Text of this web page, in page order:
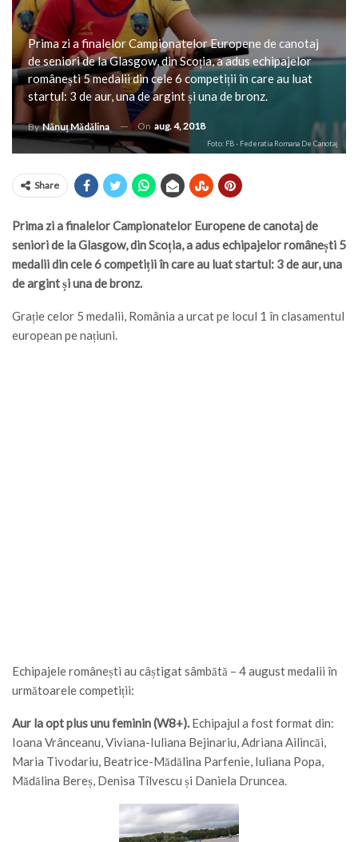
Prima zi a finalelor Campionatelor Europene de canotaj
de seniori de la Glasgow, din Scoția, a adus echipajelor
românești 5 medalii din cele 6 competiții în care au luat
startul: 3 de aur, una de argint și una de bronz.
ByNănuț Mădălina On aug. 4, 2018
Foto: FB - Federatia Romana De Canotaj
Share
Prima zi a finalelor Campionatelor Europene de canotaj de
seniori de la Glasgow, din Scoția, a adus echipajelor românești 5
medalii din cele 6 competiții în care au luat startul: 3 de aur, una
de argint și una de bronz.
Grație celor 5 medalii, România a urcat pe locul 1 în clasamentul
european pe națiuni.
Echipajele românești au câștigat sâmbătă – 4 august medalii în
următoarele competiții:
Aur la opt plus unu feminin (W8+). Echipajul a fost format din:
Ioana Vrânceanu, Viviana-Iuliana Bejinariu, Adriana Ailincăi,
Maria Tivodariu, Beatrice-Mădălina Parfenie, Iuliana Popa,
Mădălina Bereș, Denisa Tîlvescu și Daniela Druncea.